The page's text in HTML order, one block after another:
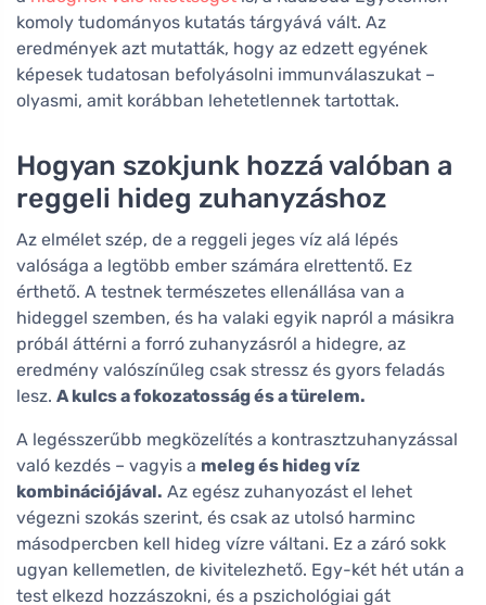
komoly tudományos kutatás tárgyává vált. Az
eredmények azt mutatták, hogy az edzett egyének
képesek tudatosan befolyásolni immunválaszukat –
olyasmi, amit korábban lehetetlennek tartottak.
Hogyan szokjunk hozzá valóban a
reggeli hideg zuhanyzáshoz
Az elmélet szép, de a reggeli jeges víz alá lépés
valósága a legtöbb ember számára elrettentő. Ez
érthető. A testnek természetes ellenállása van a
hideggel szemben, és ha valaki egyik napról a másikra
próbál áttérni a forró zuhanyzásról a hidegre, az
eredmény valószínűleg csak stressz és gyors feladás
lesz. A kulcs a fokozatosság és a türelem.
A legésszerűbb megközelítés a kontrasztzuhanyzással
való kezdés – vagyis a meleg és hideg víz
kombinációjával. Az egész zuhanyozást el lehet
végezni szokás szerint, és csak az utolsó harminc
másodpercben kell hideg vízre váltani. Ez a záró sokk
ugyan kellemetlen, de kivitelezhető. Egy-két hét után a
test elkezd hozzászokni, és a pszichológiai gát